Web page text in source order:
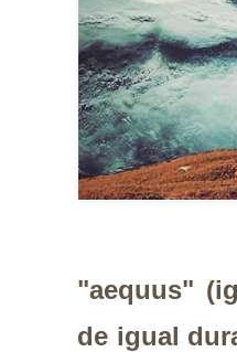
"aequus"
de igual